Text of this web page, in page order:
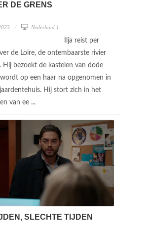
DE GRENS
Nederland 1
Ilja reist per
de Loire, de ontembaarste rivier
Hij bezoekt de kastelen van dode
op een haar na opgenomen in
Hij stort zich in het
van ee ...
SLECHTE TIJDEN